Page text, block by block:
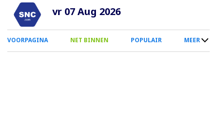
Overslaan
naar
inhoud
vr 07 Aug 2026
0
Smartphone
VOORPAGINA NET BINNEN POPULAIR MEER